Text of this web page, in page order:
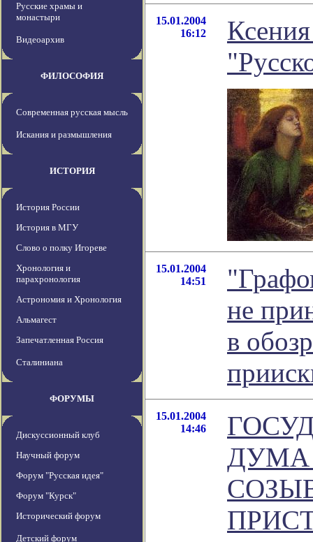
Русские храмы и
монастыри
Видеоархив
ФИЛОСОФИЯ
Современная русская мысль
Искания и размышления
ИСТОРИЯ
История России
История в МГУ
Слово о полку Игореве
Хронология и
парахронология
Астрономия и Хронология
Альмагест
Запечатленная Россия
Сталиниана
ФОРУМЫ
Дискуссионный клуб
Научный форум
Форум "Русская идея"
Форум "Курск"
Исторический форум
Детский форум
15.01.2004
16:12
15.01.2004
14:51
не
в
15.01.2004
14:46
ДУМА